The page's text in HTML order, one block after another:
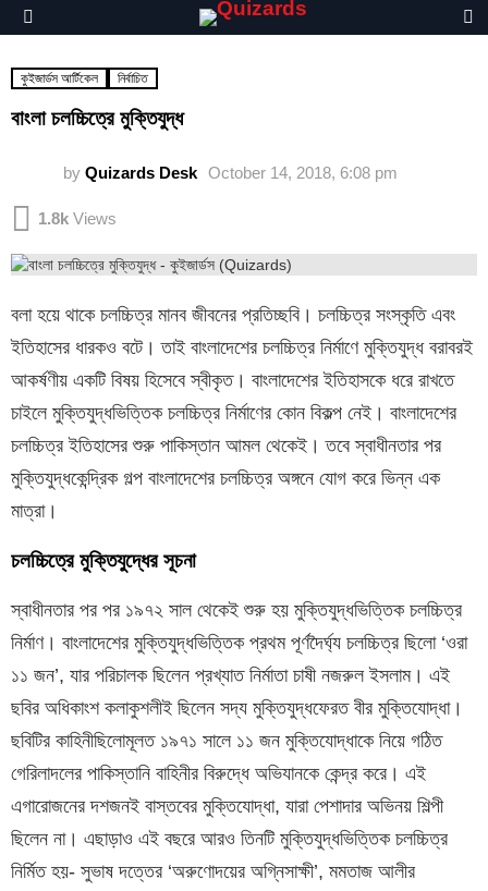
Menu
কুইজার্ডস আর্টিকেল নির্বাচিত
বাংলা চলচ্চিত্রে মুক্তিযুদ্ধ
by Quizards Desk October 14, 2018, 6:08 pm
1.8k Views
বলা হয়ে থাকে চলচ্চিত্র মানব জীবনের প্রতিচ্ছবি। চলচ্চিত্র সংস্কৃতি এবং
ইতিহাসের ধারকও বটে। তাই বাংলাদেশের চলচ্চিত্র নির্মাণে মুক্তিযুদ্ধ বরাবরই
আকর্ষণীয় একটি বিষয় হিসেবে স্বীকৃত। বাংলাদেশের ইতিহাসকে ধরে রাখতে
চাইলে মুক্তিযুদ্ধভিত্তিক চলচ্চিত্র নির্মাণের কোন বিকল্প নেই। বাংলাদেশের
চলচ্চিত্র ইতিহাসের শুরু পাকিস্তান আমল থেকেই। তবে স্বাধীনতার পর
মুক্তিযুদ্ধকেন্দ্রিক গল্প বাংলাদেশের চলচ্চিত্র অঙ্গনে যোগ করে ভিন্ন এক
মাত্রা।
চলচ্চিত্রে মুক্তিযুদ্ধের সূচনা
স্বাধীনতার পর পর ১৯৭২ সাল থেকেই শুরু হয় মুক্তিযুদ্ধভিত্তিক চলচ্চিত্র
নির্মাণ। বাংলাদেশের মুক্তিযুদ্ধভিত্তিক প্রথম পূর্ণদৈর্ঘ্য চলচ্চিত্র ছিলো ‘ওরা
১১ জন’, যার পরিচালক ছিলেন প্রখ্যাত নির্মাতা চাষী নজরুল ইসলাম। এই
ছবির অধিকাংশ কলাকুশলীই ছিলেন সদ্য মুক্তিযুদ্ধফেরত বীর মুক্তিযোদ্ধা।
ছবিটির কাহিনীছিলোমূলত ১৯৭১ সালে ১১ জন মুক্তিযোদ্ধাকে নিয়ে গঠিত
গেরিলাদলের পাকিস্তানি বাহিনীর বিরুদ্ধে অভিযানকে কেন্দ্র করে। এই
এগারোজনের দশজনই বাস্তবের মুক্তিযোদ্ধা, যারা পেশাদার অভিনয় শিল্পী
ছিলেন না। এছাড়াও এই বছরে আরও তিনটি মুক্তিযুদ্ধভিত্তিক চলচ্চিত্র
নির্মিত হয়- সুভাষ দত্তের ‘অরুণোদয়ের অগ্নিসাক্ষী’, মমতাজ আলীর